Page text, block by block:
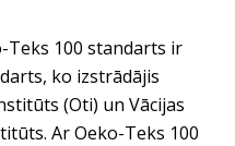
Teks 100 standarts ir
ko izstrādājis
(Oti) un Vācijas
Ar Oeko-Teks 100